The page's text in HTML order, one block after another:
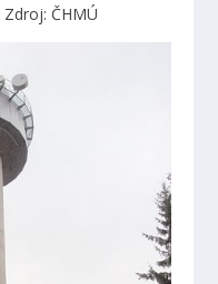
Zdroj: ČHMÚ